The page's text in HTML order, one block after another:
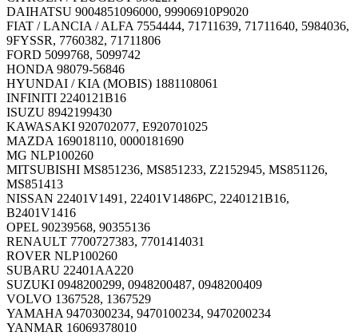
DAIHATSU 9004851096000, 99906910P9020
FIAT / LANCIA / ALFA 7554444, 71711639, 71711640, 5984036,
9FYSSR, 7760382, 71711806
FORD 5099768, 5099742
HONDA 98079-56846
HYUNDAI / KIA (MOBIS) 1881108061
INFINITI 2240121B16
ISUZU 8942199430
KAWASAKI 920702077, E920701025
MAZDA 169018110, 0000181690
MG NLP100260
MITSUBISHI MS851236, MS851233, Z2152945, MS851126,
MS851413
NISSAN 22401V1491, 22401V1486PC, 2240121B16,
B2401V1416
OPEL 90239568, 90355136
RENAULT 7700727383, 7701414031
ROVER NLP100260
SUBARU 22401AA220
SUZUKI 0948200299, 0948200487, 0948200409
VOLVO 1367528, 1367529
YAMAHA 9470300234, 9470100234, 9470200234
YANMAR 16069378010